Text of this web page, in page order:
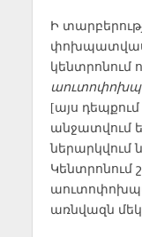
Ի
կենտրոնում
[այս դեպքում
անջատվում
ներարկվում
Կենտրոնում
առնվազն մեկ